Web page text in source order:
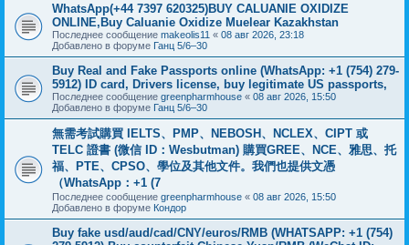
WhatsApp(+44 7397 620325)BUY CALUANIE OXIDIZE
ONLINE,Buy Caluanie Oxidize Muelear Kazakhstan
Последнее сообщение makeolis11 « 08 авг 2026, 23:18
Добавлено в форуме Ганц 5/6–30
Buy Real and Fake Passports online (WhatsApp: +1 (754) 279-
5912) ID card, Drivers license, buy legitimate US passports,
Последнее сообщение greenpharmhouse « 08 авг 2026, 15:50
Добавлено в форуме Ганц 5/6–30
無需考試購買 IELTS、PMP、NEBOSH、NCLEX、CIPT 或
TELC 證書 (微信 ID：Wesbutman) 購買GREE、NCE、雅思、托
福、PTE、CPSO、學位及其他文件。我們也提供文憑
（WhatsApp：+1 (7
Последнее сообщение greenpharmhouse « 08 авг 2026, 15:50
Добавлено в форуме Кондор
Buy fake usd/aud/cad/CNY/euros/RMB (WHATSAPP: +1 (754)